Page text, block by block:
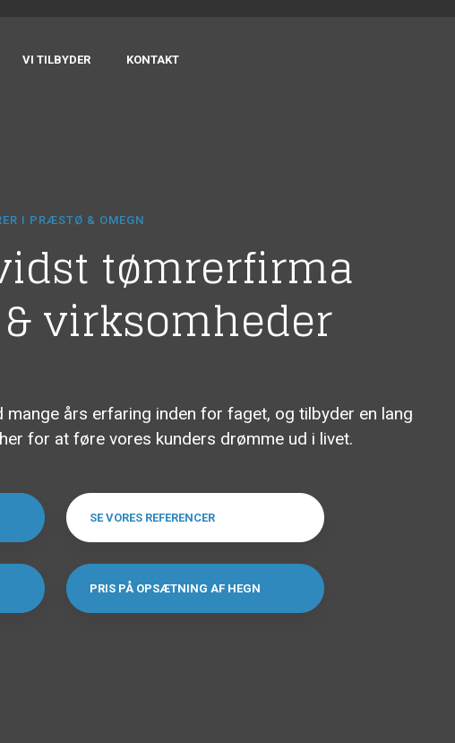
VI TILBYDER KONTAKT
I PRÆSTØ & OMEGN
tømrerfirma
virksomheder
års erfaring inden for faget, og tilbyder en lang
for at føre vores kunders drømme ud i livet.
SE VORES REFERENCER
PRIS PÅ OPSÆTNING AF HEGN